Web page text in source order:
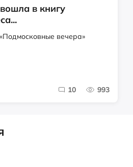
в книгу
вечера»
10 993